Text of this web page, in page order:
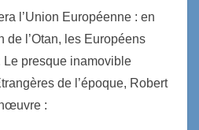
l’Union Européenne : en
de l’Otan, les Européens
Le presque inamovible
de l’époque, Robert
: